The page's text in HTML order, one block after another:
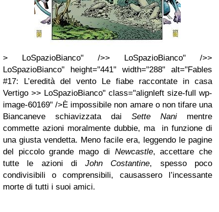
> LoSpazioBianco" />> LoSpazioBianco" />>
LoSpazioBianco" height="441" width="288" alt="Fables
#17: L’eredità del vento Le fiabe raccontate in casa
Vertigo >> LoSpazioBianco" class="alignleft size-full wp-
image-60169" />È impossibile non amare o non tifare una
Biancaneve schiavizzata dai Sette Nani mentre
commette azioni moralmente dubbie, ma in funzione di
una giusta vendetta. Meno facile era, leggendo le pagine
del piccolo grande mago di Newcastle, accettare che
tutte le azioni diJohn Costantine, spesso poco
condivisibili o comprensibili, causassero l’incessante
morte di tutti i suoi amici.